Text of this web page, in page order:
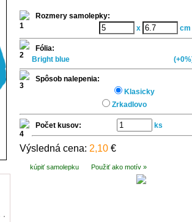
Rozmery samolepky:
x
cm
Fólia:
Bright blue
Spôsob nalepenia:
Klasicky
Zrkadlovo
Počet kusov: ks
Výsledná cena: 2,10 €
kúpiť samolepku Použiť ako motív »